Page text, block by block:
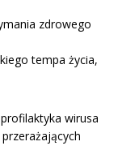
zdrowego
tempa życia,
wirusa